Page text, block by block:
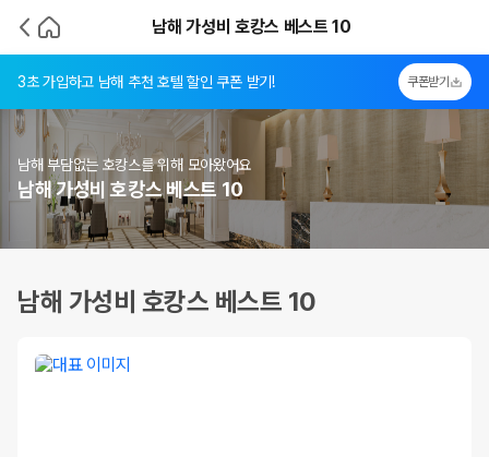
남해 가성비 호캉스 베스트 10
3초 가입하고 남해 추천 호텔 할인 쿠폰 받기! 쿠폰받기
남해 부담없는 호캉스를 위해 모아왔어요
남해 가성비 호캉스 베스트 10
남해 가성비 호캉스 베스트 10